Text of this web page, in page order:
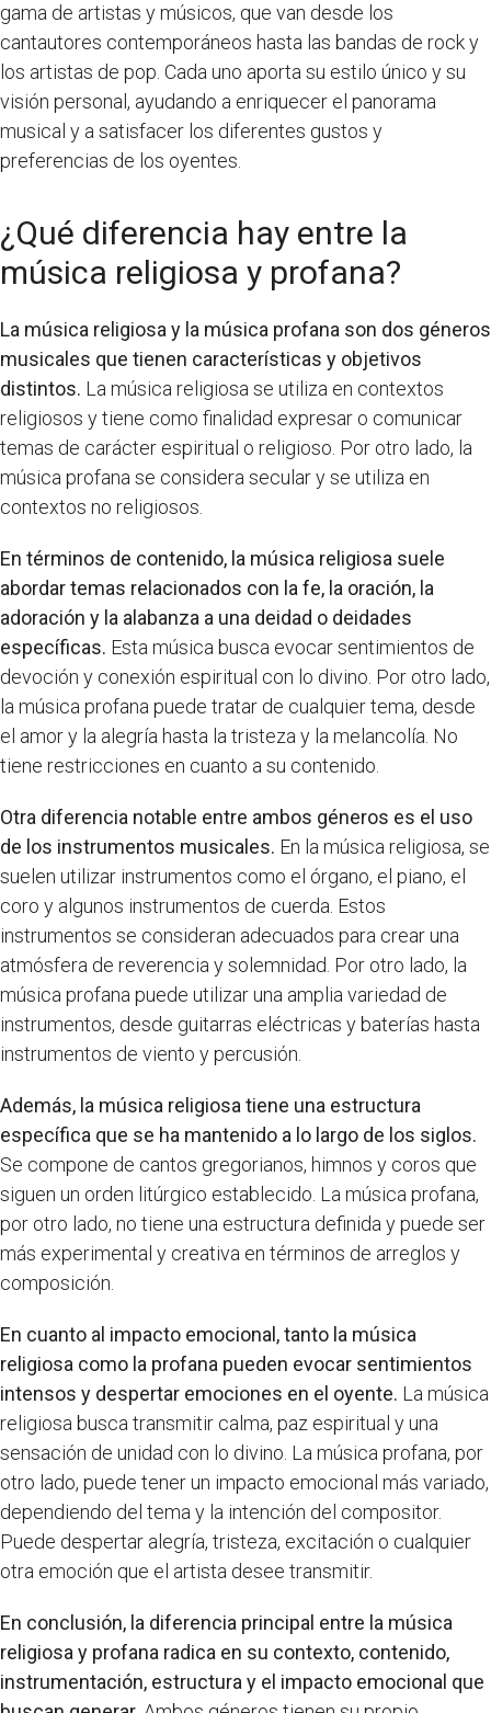
gama de artistas y músicos, que van desde los
cantautores contemporáneos hasta las bandas de rock y
los artistas de pop. Cada uno aporta su estilo único y su
visión personal, ayudando a enriquecer el panorama
musical y a satisfacer los diferentes gustos y
preferencias de los oyentes.
¿Qué diferencia hay entre la
música religiosa y profana?
La música religiosa y la música profana son dos géneros
musicales que tienen características y objetivos
distintos. La música religiosa se utiliza en contextos
religiosos y tiene como finalidad expresar o comunicar
temas de carácter espiritual o religioso. Por otro lado, la
música profana se considera secular y se utiliza en
contextos no religiosos.
En términos de contenido, la música religiosa suele
abordar temas relacionados con la fe, la oración, la
adoración y la alabanza a una deidad o deidades
específicas. Esta música busca evocar sentimientos de
devoción y conexión espiritual con lo divino. Por otro lado,
la música profana puede tratar de cualquier tema, desde
el amor y la alegría hasta la tristeza y la melancolía. No
tiene restricciones en cuanto a su contenido.
Otra diferencia notable entre ambos géneros es el uso
de los instrumentos musicales. En la música religiosa, se
suelen utilizar instrumentos como el órgano, el piano, el
coro y algunos instrumentos de cuerda. Estos
instrumentos se consideran adecuados para crear una
atmósfera de reverencia y solemnidad. Por otro lado, la
música profana puede utilizar una amplia variedad de
instrumentos, desde guitarras eléctricas y baterías hasta
instrumentos de viento y percusión.
Además, la música religiosa tiene una estructura
específica que se ha mantenido a lo largo de los siglos.
Se compone de cantos gregorianos, himnos y coros que
siguen un orden litúrgico establecido. La música profana,
por otro lado, no tiene una estructura definida y puede ser
más experimental y creativa en términos de arreglos y
composición.
En cuanto al impacto emocional, tanto la música
religiosa como la profana pueden evocar sentimientos
intensos y despertar emociones en el oyente. La música
religiosa busca transmitir calma, paz espiritual y una
sensación de unidad con lo divino. La música profana, por
otro lado, puede tener un impacto emocional más variado,
dependiendo del tema y la intención del compositor.
Puede despertar alegría, tristeza, excitación o cualquier
otra emoción que el artista desee transmitir.
En conclusión, la diferencia principal entre la música
religiosa y profana radica en su contexto, contenido,
instrumentación, estructura y el impacto emocional que